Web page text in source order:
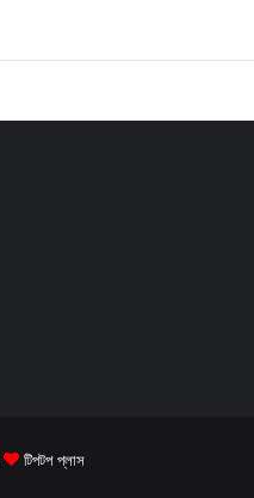
টিপটপ প্লাস